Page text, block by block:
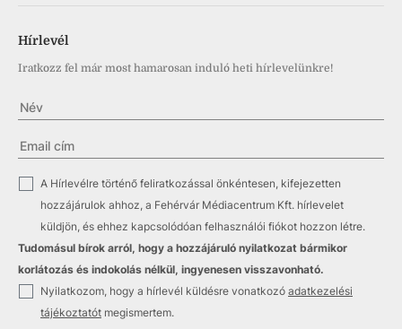
Hírlevél
Iratkozz fel már most hamarosan induló heti hírlevelünkre!
✓
A Hírlevélre történő feliratkozással önkéntesen, kifejezetten
hozzájárulok ahhoz, a Fehérvár Médiacentrum Kft. hírlevelet
küldjön, és ehhez kapcsolódóan felhasználói fiókot hozzon létre.
Tudomásul bírok arról, hogy a hozzájáruló nyilatkozat bármikor
korlátozás és indokolás nélkül, ingyenesen visszavonható.
✓ Nyilatkozom, hogy a hírlevél küldésre vonatkozó adatkezelési
tájékoztatót megismertem.